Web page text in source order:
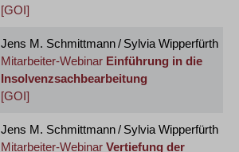
[GOI]
Jens M. Schmittmann / Sylvia Wipperfürth
Mitarbeiter-Webinar Einführung in die
Insolvenzsachbearbeitung
[GOI]
Jens M. Schmittmann / Sylvia Wipperfürth
Mitarbeiter-Webinar Vertiefung der